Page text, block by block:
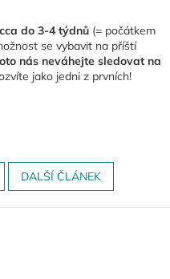
do 3-4 týdnů (= počátkem
se vybavit na příští
nás neváhejte sledovat na
jako jedni z prvních!
DALŠÍ ČLÁNEK